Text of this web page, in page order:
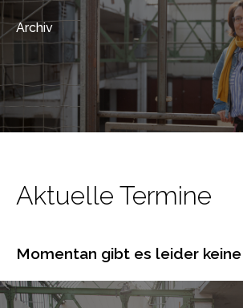
Archiv
Aktuelle Termine
Momentan gibt es leider keine